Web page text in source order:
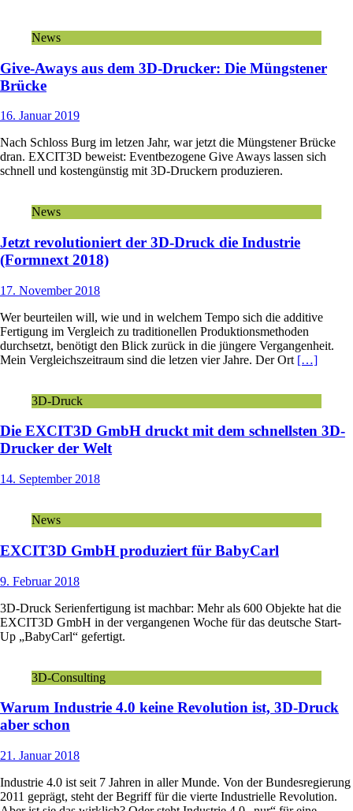
News
Give-Aways aus dem 3D-Drucker: Die Müngstener
Brücke
16. Januar 2019
Nach Schloss Burg im letzen Jahr, war jetzt die Müngstener Brücke
dran. EXCIT3D beweist: Eventbezogene Give Aways lassen sich
schnell und kostengünstig mit 3D-Druckern produzieren.
News
Jetzt revolutioniert der 3D-Druck die Industrie
(Formnext 2018)
17. November 2018
Wer beurteilen will, wie und in welchem Tempo sich die additive
Fertigung im Vergleich zu traditionellen Produktionsmethoden
durchsetzt, benötigt den Blick zurück in die jüngere Vergangenheit.
Mein Vergleichszeitraum sind die letzen vier Jahre. Der Ort […]
3D-Druck
Die EXCIT3D GmbH druckt mit dem schnellsten 3D-
Drucker der Welt
14. September 2018
News
EXCIT3D GmbH produziert für BabyCarl
9. Februar 2018
3D-Druck Serienfertigung ist machbar: Mehr als 600 Objekte hat die
EXCIT3D GmbH in der vergangenen Woche für das deutsche Start-
Up „BabyCarl“ gefertigt.
3D-Consulting
Warum Industrie 4.0 keine Revolution ist, 3D-Druck
aber schon
21. Januar 2018
Industrie 4.0 ist seit 7 Jahren in aller Munde. Von der Bundesregierung
2011 geprägt, steht der Begriff für die vierte Industrielle Revolution.